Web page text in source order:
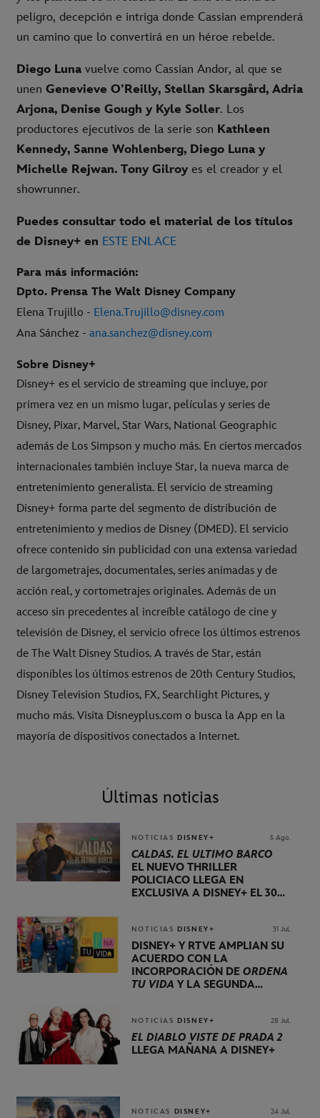
peligro, decepción e intriga donde Cassian emprenderá
un camino que lo convertirá en un héroe rebelde.
Diego Luna vuelve como Cassian Andor, al que se
unen Genevieve O’Reilly, Stellan Skarsgård, Adria
Arjona, Denise Gough y Kyle Soller. Los
productores ejecutivos de la serie son Kathleen
Kennedy, Sanne Wohlenberg, Diego Luna y
Michelle Rejwan. Tony Gilroy es el creador y el
showrunner.
Puedes consultar todo el material de los títulos
de Disney+ en ESTE ENLACE
Para más información:
Dpto. Prensa The Walt Disney Company
Elena Trujillo - Elena.Trujillo@disney.com
Ana Sánchez - ana.sanchez@disney.com
Sobre Disney+
Disney+ es el servicio de streaming que incluye, por
primera vez en un mismo lugar, películas y series de
Disney, Pixar, Marvel, Star Wars, National Geographic
además de Los Simpson y mucho más. En ciertos mercados
internacionales también incluye Star, la nueva marca de
entretenimiento generalista. El servicio de streaming
Disney+ forma parte del segmento de distribución de
entretenimiento y medios de Disney (DMED). El servicio
ofrece contenido sin publicidad con una extensa variedad
de largometrajes, documentales, series animadas y de
acción real, y cortometrajes originales. Además de un
acceso sin precedentes al increíble catálogo de cine y
televisión de Disney, el servicio ofrece los últimos estrenos
de The Walt Disney Studios. A través de Star, están
disponibles los últimos estrenos de 20th Century Studios,
Disney Television Studios, FX, Searchlight Pictures, y
mucho más. Visita Disneyplus.com o busca la App en la
mayoría de dispositivos conectados a Internet.
Últimas noticias
NOTICIAS DISNEY+ 5 Ago.
CALDAS. EL ÚLTIMO BARCO
EL NUEVO THRILLER
POLICIACO LLEGA EN
EXCLUSIVA A DISNEY+ EL 30
NOTICIAS DISNEY+ 31 Jul.
DISNEY+ Y RTVE AMPLÍAN SU
ACUERDO CON LA
INCORPORACIÓN DE ORDENA
TU VIDA Y LA SEGUNDA
NOTICIAS DISNEY+ 28 Jul.
EL DIABLO VISTE DE PRADA 2
LLEGA MAÑANA A DISNEY+
NOTICAS DISNEY+ 24 Jul.